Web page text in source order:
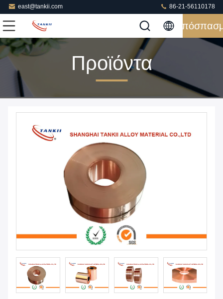
east@tankii.com 86-21-56110178
Προϊόντα